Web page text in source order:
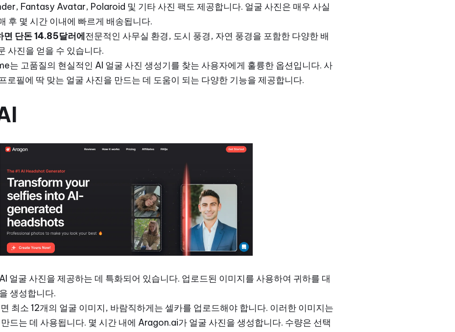
Fantasy Avatar, Polaroid 및 기타 사진 팩도 제공합니다. 얼굴 사진은 매우 사실
후 몇 시간 이내에 빠르게 배송됩니다.
단돈 14.85달러에전문적인 사무실 환경, 도시 풍경, 자연 풍경을 포함한 다양한 배
사진을 얻을 수 있습니다.
는 고품질의 현실적인 AI 얼굴 사진 생성기를 찾는 사용자에게 훌륭한 옵션입니다. 사
로필에 딱 맞는 얼굴 사진을 만드는 데 도움이 되는 다양한 기능을 제공합니다.
얼굴 사진을 제공하는 데 특화되어 있습니다. 업로드된 이미지를 사용하여 귀하를 대
생성합니다.
최소 12개의 얼굴 이미지, 바람직하게는 셀카를 업로드해야 합니다. 이러한 이미지는
드는 데 사용됩니다. 몇 시간 내에 Aragon.ai가 얼굴 사진을 생성합니다. 수량은 선택